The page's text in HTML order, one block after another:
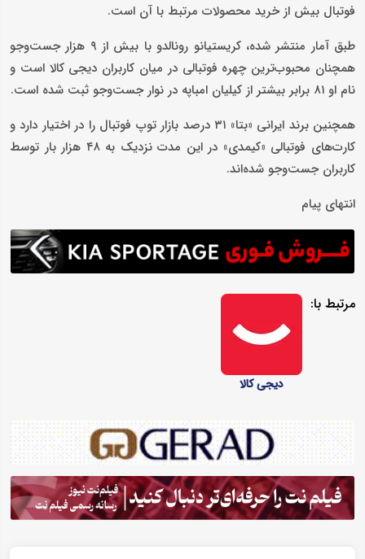
فوتبال بیش از خرید محصولات مرتبط با آن است.
طبق آمار منتشر شده، کریستیانو رونالدو با بیش از ۹ هزار جست‌وجو
همچنان محبوب‌ترین چهره فوتبالی در میان کاربران دیجی‌ کالا است و
نام او ۸۱ برابر بیشتر از کیلیان امباپه در نوار جست‌وجو ثبت شده است.
همچنین برند ایرانی «بتا» ۳۱ درصد بازار توپ فوتبال را در اختیار دارد و
کارت‌های فوتبالی «کیمدی» در این مدت نزدیک به ۴۸ هزار بار توسط
کاربران جست‌وجو شده‌اند.
انتهای پیام
مرتبط با:
دیجی کالا